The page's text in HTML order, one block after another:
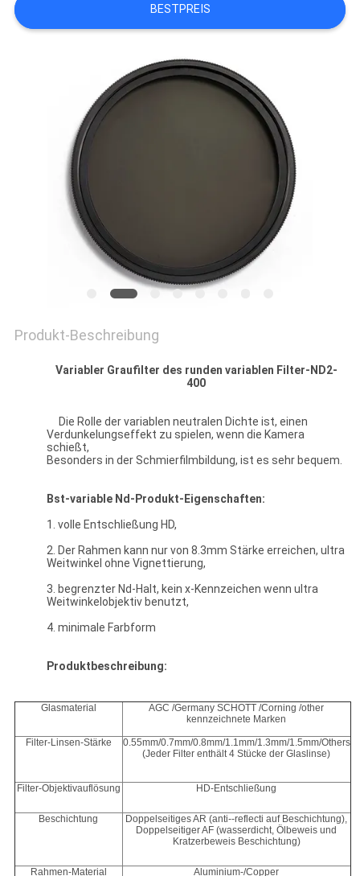
SIE
SITEMAP
PRIVACY
POLICY
BESTPREIS
Produkt-Beschreibung
Variabler Graufilter des runden variablen Filter-ND2-
400
Die Rolle der variablen neutralen Dichte ist, einen
Verdunkelungseffekt zu spielen, wenn die Kamera
schießt,
Besonders in der Schmierfilmbildung, ist es sehr bequem.
Bst-variable Nd- Produkt-Eigenschaften:
1. volle Entschließung HD,
2. Der Rahmen kann nur von 8.3mm Stärke erreichen, ultra
Weitwinkel ohne Vignettierung,
3. begrenzter Nd-Halt, kein x-Kennzeichen wenn ultra
Weitwinkelobjektiv benutzt,
4. minimale Farbform
Produktbeschreibung:
Glasmaterial
AGC /Germany SCHOTT /Corning /other
kennzeichnete Marken
Filter-Linsen-Stärke
0.55mm/0.7mm/0.8mm/1.1mm/1.3mm/1.5mm/Others
(Jeder Filter enthält 4 Stücke der Glaslinse)
Filter-Objektivauflösung HD-Entschließung
Beschichtung
Doppelseitiges AR (anti--reflecti auf Beschichtung),
Doppelseitiger AF (wasserdicht, Ölbeweis und
Kratzerbeweis Beschichtung)
Rahmen-Material Aluminium-/Copper